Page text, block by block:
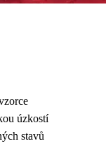
úzkostí
stavů